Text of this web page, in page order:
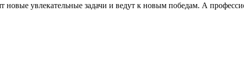
новые увлекательные задачи и ведут к новым победам. А